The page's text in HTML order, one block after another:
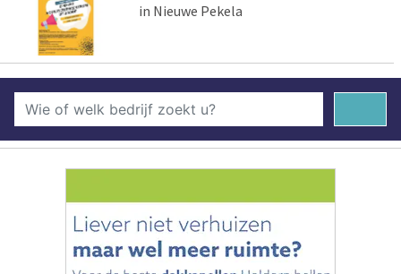
in Nieuwe Pekela